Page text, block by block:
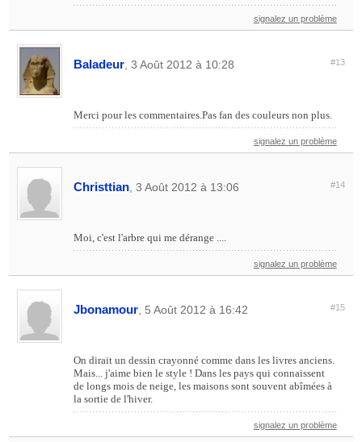
signalez un problème
Baladeur , 3 Août 2012 à 10:28 #13
Merci pour les commentaires.Pas fan des couleurs non plus.
signalez un problème
Christtian , 3 Août 2012 à 13:06 #14
Moi, c'est l'arbre qui me dérange ....
signalez un problème
Jbonamour , 5 Août 2012 à 16:42 #15
On dirait un dessin crayonné comme dans les livres anciens.
Mais... j'aime bien le style ! Dans les pays qui connaissent
de longs mois de neige, les maisons sont souvent abîmées à
la sortie de l'hiver.
signalez un problème